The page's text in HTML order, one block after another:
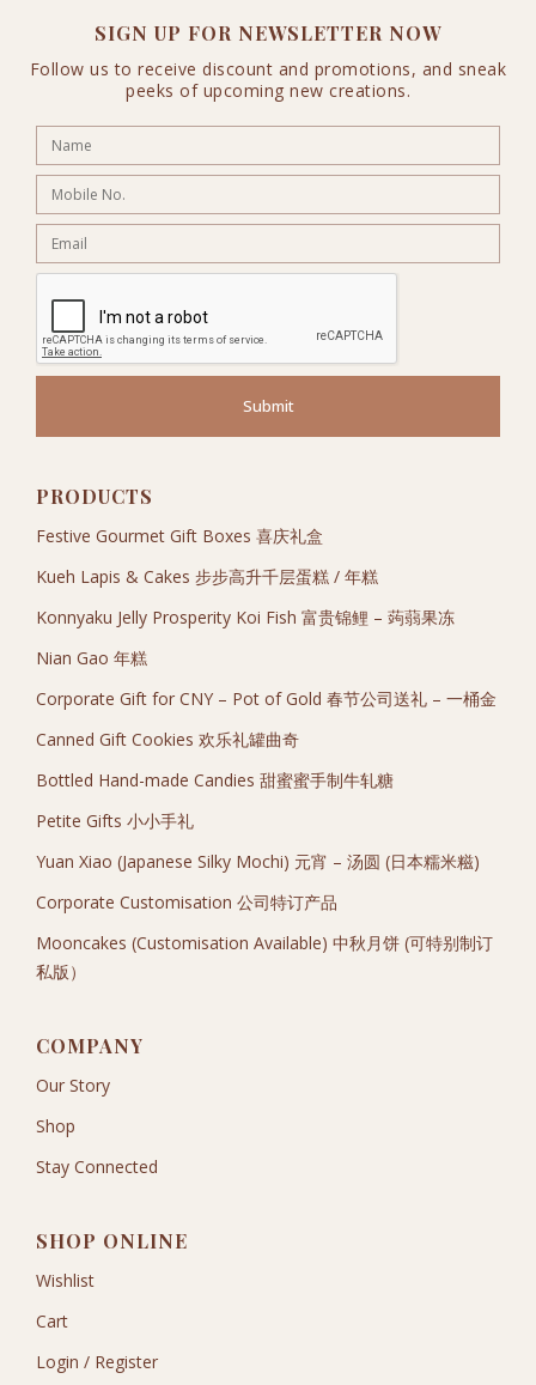
COMPANY
Our Story
Shop
Stay Connected
SHOP ONLINE
Wishlist
Cart
Login / Register
PRODUCTS
Festive Gourmet Gift Boxes 喜庆礼盒
Kueh Lapis & Cakes 步步高升千层蛋糕 / 年糕
Konnyaku Jelly Prosperity Koi Fish 富贵锦鲤 – 蒟蒻果冻
Nian Gao 年糕
Corporate Gift for CNY – Pot of Gold 春节公司送礼 – 一桶金
Canned Gift Cookies 欢乐礼罐曲奇
Bottled Hand-made Candies 甜蜜蜜手制牛轧糖
Petite Gifts 小小手礼
Yuan Xiao (Japanese Silky Mochi) 元宵 – 汤圆 (日本糯米糍)
Corporate Customisation 公司特订产品
Mooncakes (Customisation Available) 中秋月饼 (可特别制订
私版）
SIGN UP FOR NEWSLETTER NOW
Follow us to receive discount and promotions, and sneak
peeks of upcoming new creations.
Submit